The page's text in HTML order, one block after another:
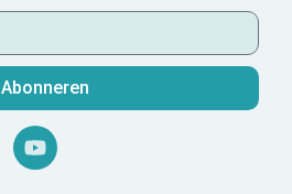
Abonneren